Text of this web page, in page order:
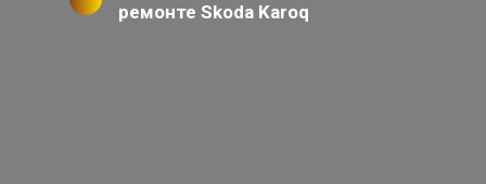
ремонте Skoda Karoq